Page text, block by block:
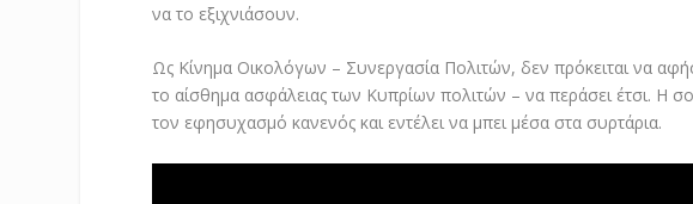
να το εξιχνιάσουν.
Ως Κίνημα Οικολόγων – Συνεργασία Πολιτών, δεν πρόκειται να
το αίσθημα ασφάλειας των Κυπρίων πολιτών – να περάσει έτσι. Η
τον εφησυχασμό κανενός και εντέλει να μπει μέσα στα συρτάρια.